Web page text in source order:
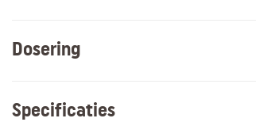
Dosering
Specificaties